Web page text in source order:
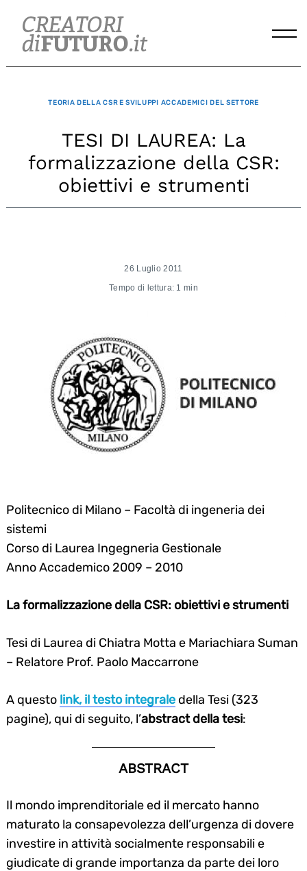
content
TEORIA DELLA CSR E SVILUPPI ACCADEMICI DEL SETTORE
TESI DI LAUREA: La
formalizzazione della CSR:
obiettivi e strumenti
26 Luglio 2011
Tempo di lettura: 1 min
Politecnico di Milano – Facoltà di ingeneria dei
sistemi
Corso di Laurea Ingegneria Gestionale
Anno Accademico 2009 – 2010
La formalizzazione della CSR: obiettivi e strumenti
Tesi di Laurea di Chiatra Motta e Mariachiara Suman
– Relatore Prof. Paolo Maccarrone
A questo link, il testo integrale della Tesi (323
pagine), qui di seguito, l’abstract della tesi:
ABSTRACT
Il mondo imprenditoriale ed il mercato hanno
maturato la consapevolezza dell’urgenza di dovere
investire in attività socialmente responsabili e
giudicate di grande importanza da parte dei loro